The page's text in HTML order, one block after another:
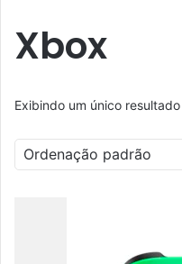
Xbox
Exibindo um único resultado